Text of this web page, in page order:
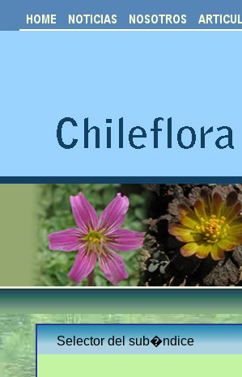
Selector del sub�ndice